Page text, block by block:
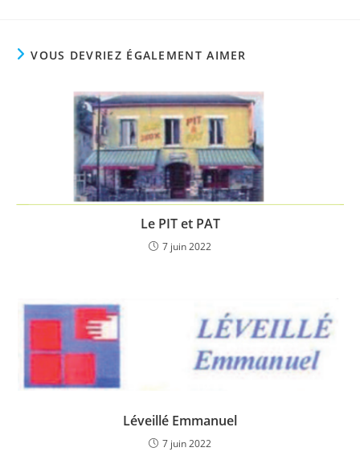
VOUS DEVRIEZ ÉGALEMENT AIMER
Le PIT et PAT
7 juin 2022
Léveillé Emmanuel
7 juin 2022